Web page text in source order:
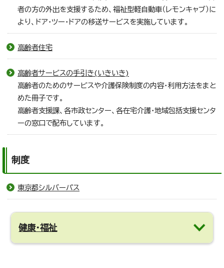
者の方の外出を支援するため、福祉型軽自動車（レモンキャブ）に
より、ドア・ツー・ドアの移送サービスを実施しています。
高齢者住宅
高齢者サービスの手引き(いきいき)
高齢者のためのサービスや介護保険制度の内容・利用方法をまと
めた冊子です。
高齢者支援課、各市政センター、各在宅介護・地域包括支援センタ
ーの窓口で配布しています。
制度
東京都シルバーパス
健康・福祉